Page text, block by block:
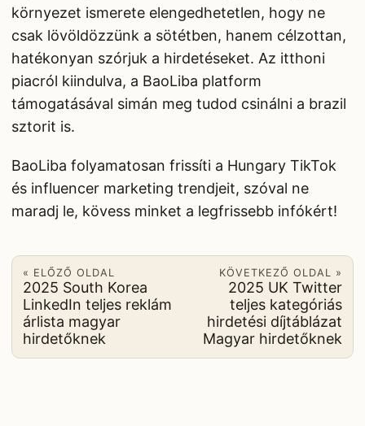
környezet ismerete elengedhetetlen, hogy ne
csak lövöldözzünk a sötétben, hanem célzottan,
hatékonyan szórjuk a hirdetéseket. Az itthoni
piacról kiindulva, a BaoLiba platform
támogatásával simán meg tudod csinálni a brazil
sztorit is.
BaoLiba folyamatosan frissíti a Hungary TikTok
és influencer marketing trendjeit, szóval ne
maradj le, kövess minket a legfrissebb infókért!
« ELŐZŐ OLDAL
2025 South Korea
LinkedIn teljes reklám
árlista magyar
hirdetőknek
KÖVETKEZŐ OLDAL »
2025 UK Twitter
teljes kategóriás
hirdetési díjtáblázat
Magyar hirdetőknek